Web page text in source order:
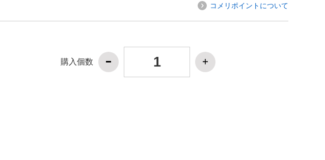
コメリポイントについて
購入個数